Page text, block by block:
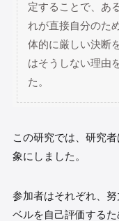
定することで、あ
れが直接自分のた
体的に厳しい決断
はそうしない理由
た。
この研究では、研究
象にしました。
参加者はそれぞれ、
ベルを自己評価する